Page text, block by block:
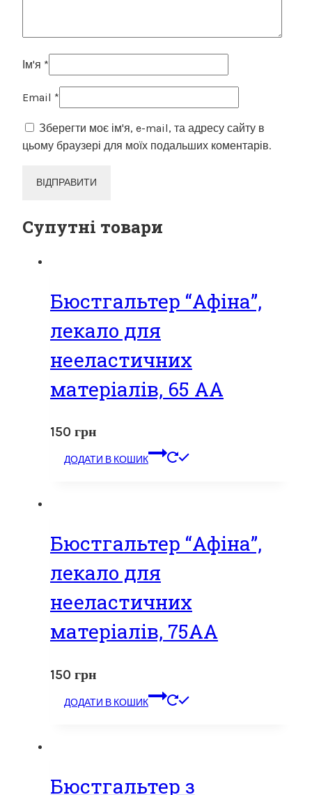
Ім'я *
Email *
Зберегти моє ім'я, e-mail, та адресу сайту в
цьому браузері для моїх подальших коментарів.
Супутні товари
Бюстгальтер “Афіна”,
лекало для
нееластичних
матеріалів, 65 АА
150 грн
ДОДАТИ В КОШИК
Бюстгальтер “Афіна”,
лекало для
нееластичних
матеріалів, 75АА
150 грн
ДОДАТИ В КОШИК
Бюстгальтер з